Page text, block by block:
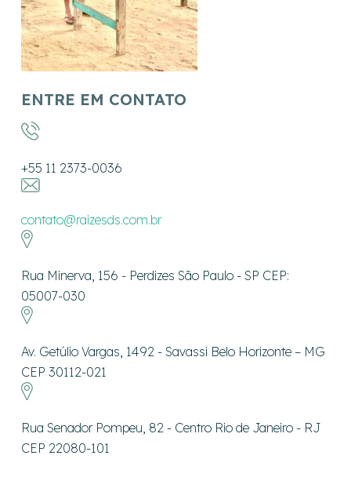
ENTRE EM CONTATO
+55 11 2373-0036
contato@raizesds.com.br
Rua Minerva, 156 - Perdizes São Paulo - SP CEP:
05007-030
Av. Getúlio Vargas, 1492 - Savassi Belo Horizonte – MG
CEP 30112-021
Rua Senador Pompeu, 82 - Centro Rio de Janeiro - RJ
CEP 22080-101